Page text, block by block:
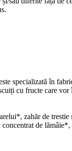
specializată în
cu fructe care
zahăr de
de